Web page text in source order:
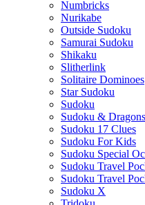
Numbricks
Nurikabe
Outside Sudoku
Samurai Sudoku
Shikaku
Slitherlink
Solitaire Dominoes
Star Sudoku
Sudoku
Sudoku & Dragons
Sudoku 17 Clues
Sudoku For Kids
Sudoku Special
Sudoku Travel
Sudoku Travel
Sudoku X